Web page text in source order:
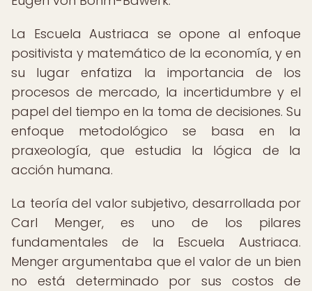
La Escuela Austriaca se opone al enfoque
positivista y matemático de la economía, y en
su lugar enfatiza la importancia de los
procesos de mercado, la incertidumbre y el
papel del tiempo en la toma de decisiones. Su
enfoque metodológico se basa en la
praxeología, que estudia la lógica de la
acción humana.
La teoría del valor subjetivo, desarrollada por
Carl Menger, es uno de los pilares
fundamentales de la Escuela Austriaca.
Menger argumentaba que el valor de un bien
no está determinado por sus costos de